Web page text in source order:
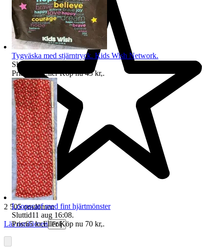
2 505 omdömen
Läs omdömen Följ
Tygväska med stjärntryck. Kids Wish Network.
Sluttid
Pris:
Eller Köp nu 45 kr,.
Loopscarf med fint hjärtmönster
Sluttid11 aug 16:08.
Pris:65 kr,Eller Köp nu 70 kr,.